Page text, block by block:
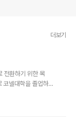
더보기
전환하기 위한 목
넬대학을 졸업하고
목원대학교 행정정
때로는 자문자답을